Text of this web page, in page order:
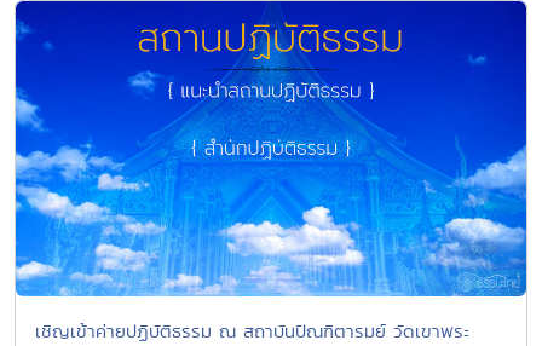
เชิญเข้าค่ายปฏิบัติธรรม ณ สถาบันปัณฑิตารมย์ วัดเขาพระ